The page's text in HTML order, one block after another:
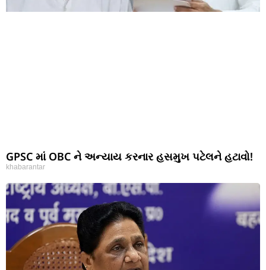
GPSC માં OBC ને અન્યાય કરનાર હસમુખ પટેલને હટાવો!
khabarantar